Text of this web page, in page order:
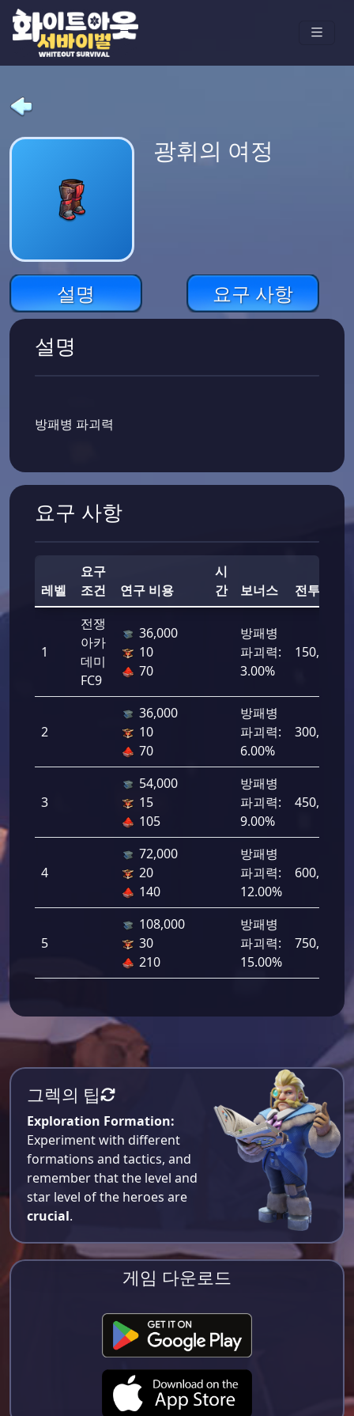
광휘의 여정
설명 요구 사항
설명
방패병 파괴력
요구 사항
레벨
요구
조건
연구 비용
시
간
보너스 전투력
1
전쟁
아카
데미
FC9
36,000
10
70
방패병
파괴력:
3.00%
150,000
2
36,000
10
70
방패병
파괴력:
6.00%
300,000
3
54,000
15
105
방패병
파괴력:
9.00%
450,000
4
72,000
20
140
방패병
파괴력:
12.00%
600,000
5
108,000
30
210
방패병
파괴력:
15.00%
750,000
그렉의 팁
Exploration Formation:
Experiment with different
formations and tactics, and
remember that the level and
star level of the heroes are
crucial.
게임 다운로드